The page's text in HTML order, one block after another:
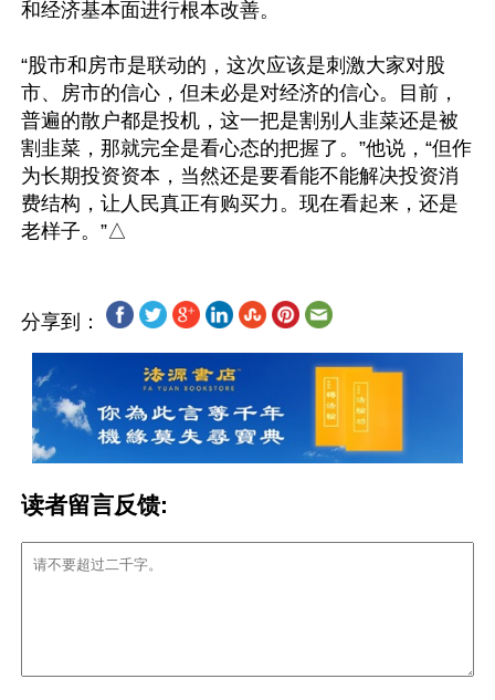
和经济基本面进行根本改善。
“股市和房市是联动的，这次应该是刺激大家对股
市、房市的信心，但未必是对经济的信心。目前，
普遍的散户都是投机，这一把是割别人韭菜还是被
割韭菜，那就完全是看心态的把握了。”他说，“但作
为长期投资资本，当然还是要看能不能解决投资消
费结构，让人民真正有购买力。现在看起来，还是
分享到：
读者留言反馈: